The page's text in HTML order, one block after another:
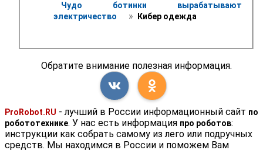
Чудо ботинки вырабатывают
электричество
» Кибер одежда
Обратите внимание полезная информация.
ProRobot.RU - лучший в России информационный сайт по
робототехнике. У нас есть информация про роботов:
инструкции как собрать самому из лего или подручных
средств. Мы находимся в России и поможем Вам